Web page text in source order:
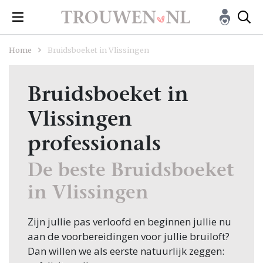
Home Bruidsboeket in Vlissingen
Bruidsboeket in
Vlissingen
professionals
De beste Bruidsboeket
in Vlissingen
Zijn jullie pas verloofd en beginnen jullie nu
aan de voorbereidingen voor jullie bruiloft?
Dan willen we als eerste natuurlijk zeggen: